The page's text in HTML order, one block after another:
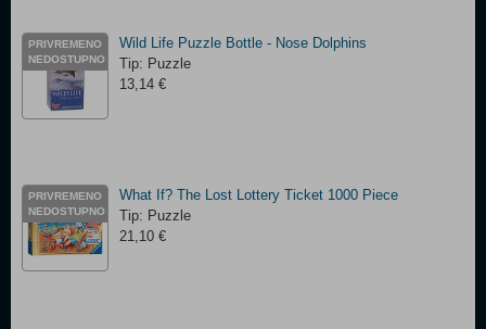
PRIVREMENO
NEDOSTUPNO
Wild Life Puzzle Bottle - Nose Dolphins
Tip: Puzzle
13,14 €
PRIVREMENO
NEDOSTUPNO
What If? The Lost Lottery Ticket 1000 Piece
Tip: Puzzle
21,10 €